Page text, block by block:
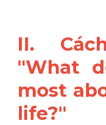
II.
"What
most
life?"